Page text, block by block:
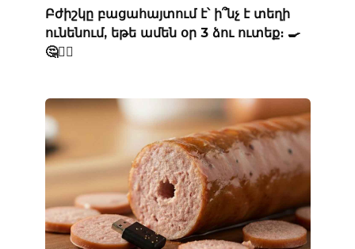
Բժիշկը բացահայտում է՝ ի՞նչ է տեղի
ունենում, եթե ամեն օր 3 ձու ուտեք։ 🍳
🤔👨‍⚕️